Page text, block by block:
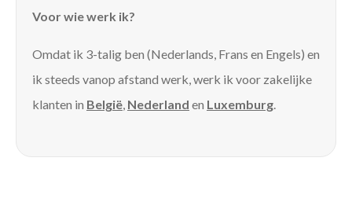
Voor wie werk ik?
Omdat ik 3-talig ben (Nederlands, Frans en Engels) en
ik steeds vanop afstand werk, werk ik voor zakelijke
klanten in België, Nederland en Luxemburg.